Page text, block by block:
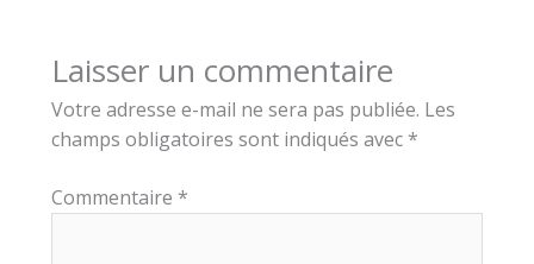
Laisser un commentaire
Votre adresse e-mail ne sera pas publiée. Les
champs obligatoires sont indiqués avec *
Commentaire *